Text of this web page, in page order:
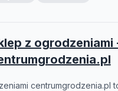
z ogrodzeniami
centrumgrodzenia.pl